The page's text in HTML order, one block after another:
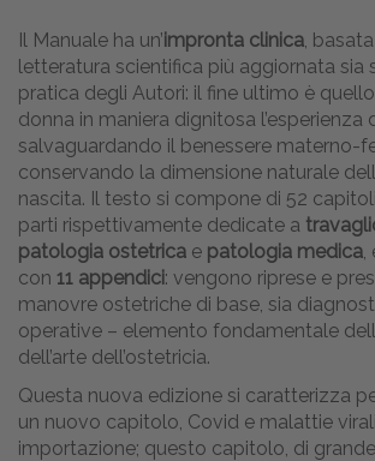
Il Manuale ha un’ impronta clinica ,
letteratura scientifica più aggiornata sia
pratica degli Autori: il fine ultimo è
donna in maniera dignitosa l’esperienza
salvaguardando il benessere materno-
conservando la dimensione naturale
nascita. Il testo si compone di 52
parti rispettivamente dedicate a
patologia ostetrica e patologia medica
con 11 appendici : vengono riprese e
manovre ostetriche di base, sia
operative – elemento fondamentale
dell’arte dell’ostetricia.
Questa nuova edizione si caratterizza
un nuovo capitolo, Covid e malattie
importazione; questo capitolo, di